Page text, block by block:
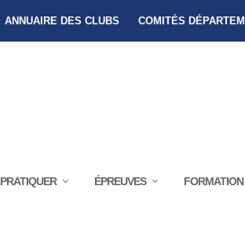
ANNUAIRE DES CLUBS COMITÉS
PRATIQUER ÉPREUVES FORMATION